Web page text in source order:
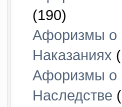
(190)
Афоризмы о
Наказаниях
Афоризмы о
Наследстве